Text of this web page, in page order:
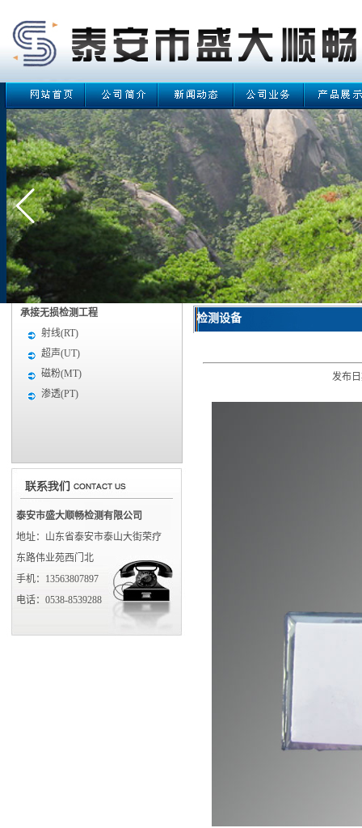
承接无损检测工程
射线(RT)
超声(UT)
磁粉(MT)
渗透(PT)
泰安市盛大顺畅检测有限公司
地址：山东省泰安市泰山大街荣疗
东路伟业苑西门北
手机：13563807897
电话：0538-8539288
检测设备
发布